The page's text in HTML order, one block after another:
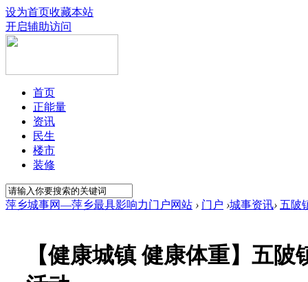
设为首页收藏本站
开启辅助访问
首页
正能量
资讯
民生
楼市
装修
萍乡城事网—萍乡最具影响力门户网站 › 门户 ›城事资讯› 五陂
【健康城镇 健康体重】五